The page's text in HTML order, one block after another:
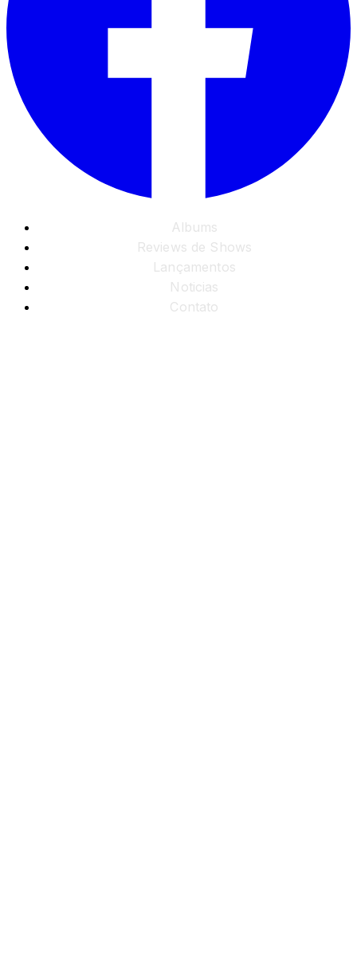
Albums
Reviews de Shows
Lançamentos
Noticias
Contato